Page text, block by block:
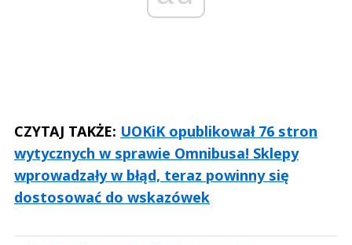
CZYTAJ TAKŻE: UOKiK opublikował 76 stron
wytycznych w sprawie Omnibusa! Sklepy
wprowadzały w błąd, teraz powinny się
dostosować do wskazówek